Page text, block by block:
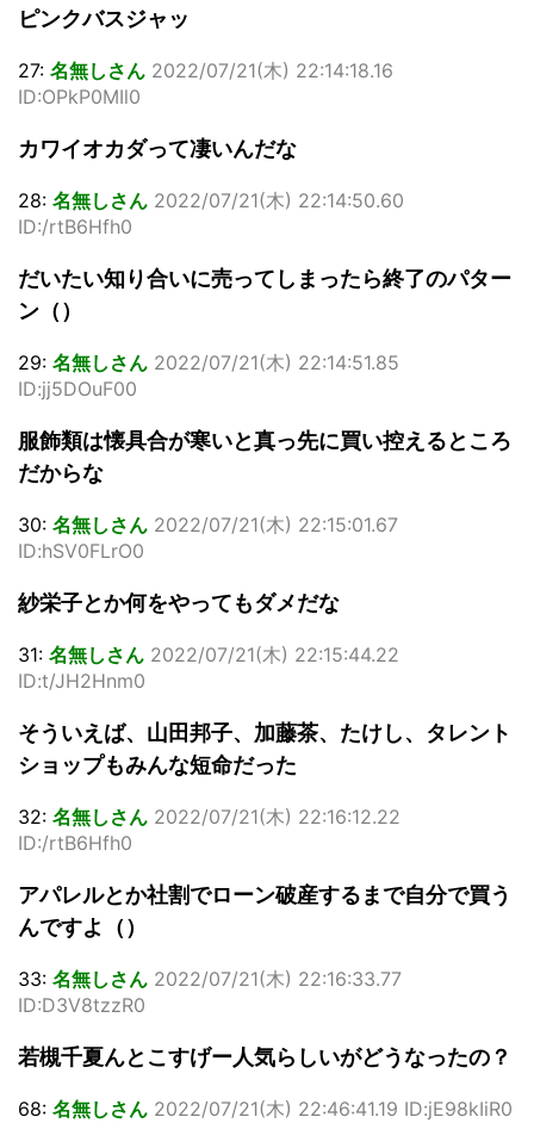
ピンクバスジャッ
27: 名無しさん 2022/07/21(木) 22:14:18.16
ID:OPkP0MIl0
カワイオカダって凄いんだな
28: 名無しさん 2022/07/21(木) 22:14:50.60
ID:/rtB6Hfh0
だいたい知り合いに売ってしまったら終了のパター
ン（）
29: 名無しさん 2022/07/21(木) 22:14:51.85
ID:jj5DOuF00
服飾類は懐具合が寒いと真っ先に買い控えるところ
だからな
30: 名無しさん 2022/07/21(木) 22:15:01.67
ID:hSV0FLrO0
紗栄子とか何をやってもダメだな
31: 名無しさん 2022/07/21(木) 22:15:44.22
ID:t/JH2Hnm0
そういえば、山田邦子、加藤茶、たけし、タレント
ショップもみんな短命だった
32: 名無しさん 2022/07/21(木) 22:16:12.22
ID:/rtB6Hfh0
アパレルとか社割でローン破産するまで自分で買う
んですよ（）
33: 名無しさん 2022/07/21(木) 22:16:33.77
ID:D3V8tzzR0
若槻千夏んとこすげー人気らしいがどうなったの？
68: 名無しさん 2022/07/21(木) 22:46:41.19 ID:jE98kIiR0